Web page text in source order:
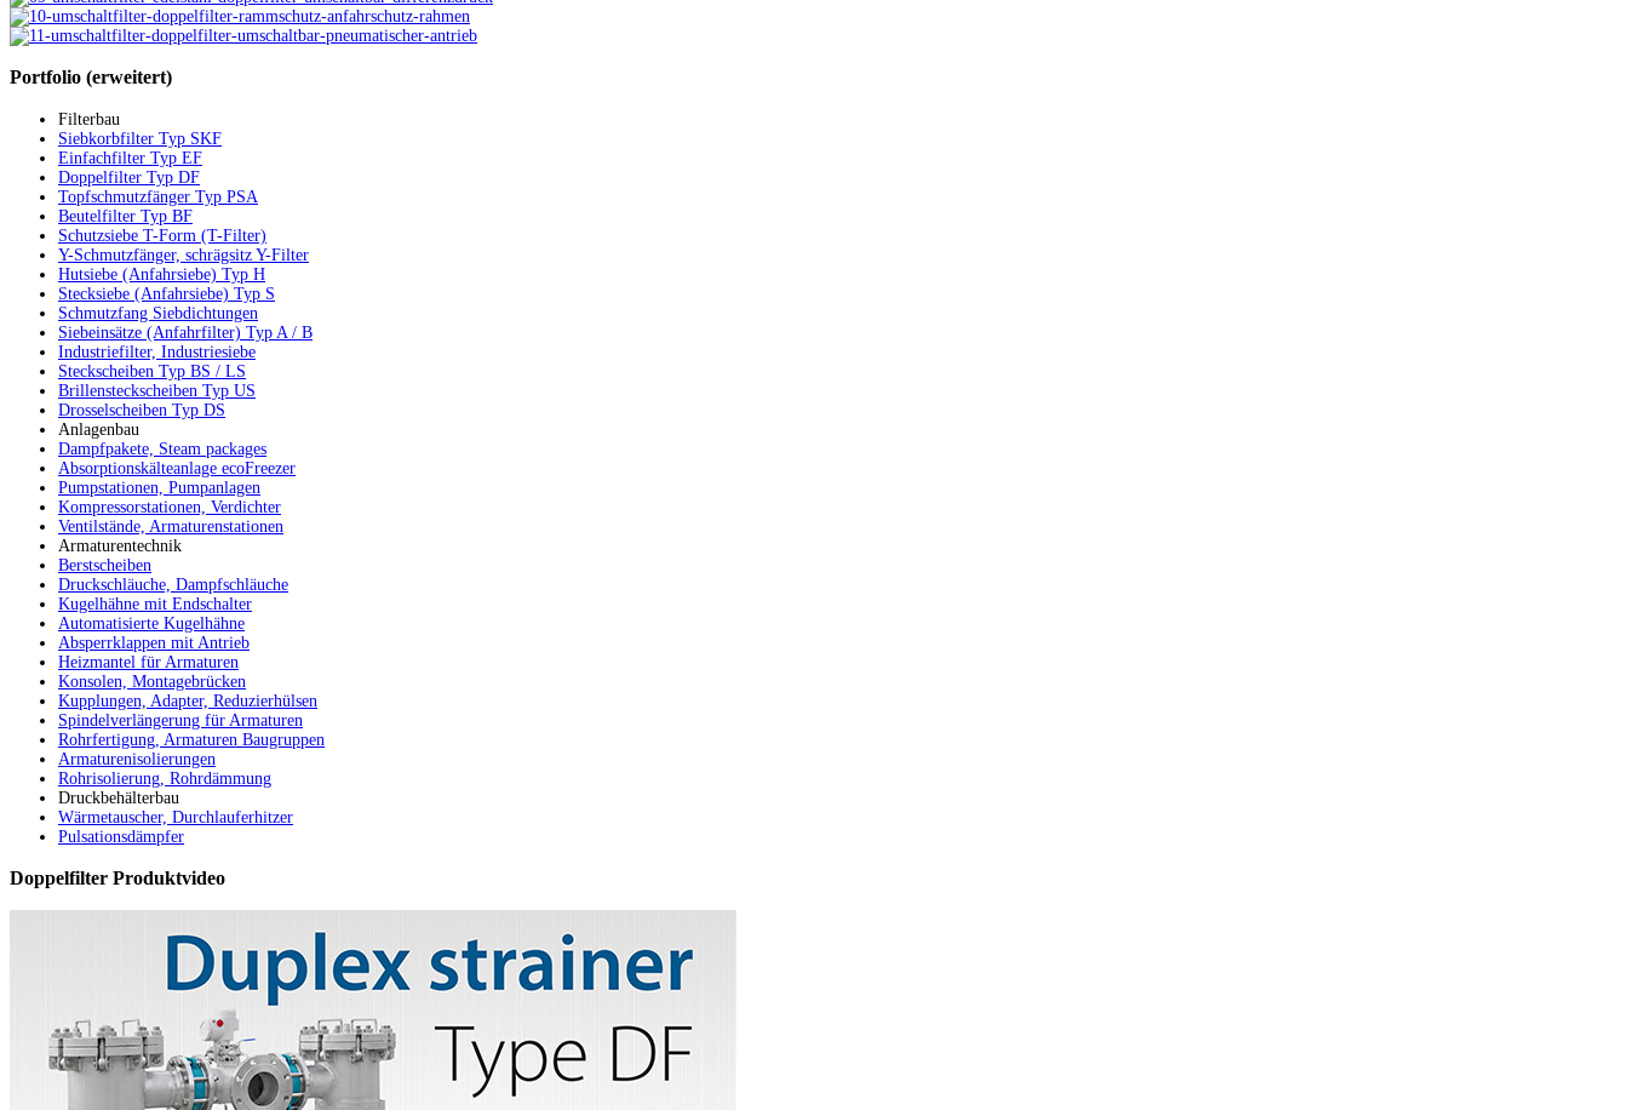
Portfolio (erweitert)
Filterbau
Siebkorbfilter Typ SKF
Einfachfilter Typ EF
Doppelfilter Typ DF
Topfschmutzfänger Typ PSA
Beutelfilter Typ BF
Schutzsiebe T-Form (T-Filter)
Y-Schmutzfänger, schrägsitz Y-Filter
Hutsiebe (Anfahrsiebe) Typ H
Stecksiebe (Anfahrsiebe) Typ S
Schmutzfang Siebdichtungen
Siebeinsätze (Anfahrfilter) Typ A / B
Industriefilter, Industriesiebe
Steckscheiben Typ BS / LS
Brillensteckscheiben Typ US
Drosselscheiben Typ DS
Anlagenbau
Dampfpakete, Steam packages
Absorptionskälteanlage ecoFreezer
Pumpstationen, Pumpanlagen
Kompressorstationen, Verdichter
Ventilstände, Armaturenstationen
Armaturentechnik
Berstscheiben
Druckschläuche, Dampfschläuche
Kugelhähne mit Endschalter
Automatisierte Kugelhähne
Absperrklappen mit Antrieb
Heizmantel für Armaturen
Konsolen, Montagebrücken
Kupplungen, Adapter, Reduzierhülsen
Spindelverlängerung für Armaturen
Rohrfertigung, Armaturen Baugruppen
Armaturenisolierungen
Rohrisolierung, Rohrdämmung
Druckbehälterbau
Wärmetauscher, Durchlauferhitzer
Pulsationsdämpfer
Doppelfilter Produktvideo